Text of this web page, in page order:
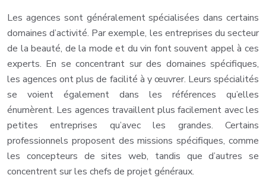
Les agences sont généralement spécialisées dans certains
domaines d’activité. Par exemple, les entreprises du secteur
de la beauté, de la mode et du vin font souvent appel à ces
experts. En se concentrant sur des domaines spécifiques,
les agences ont plus de facilité à y œuvrer. Leurs spécialités
se voient également dans les références qu’elles
énumèrent. Les agences travaillent plus facilement avec les
petites entreprises qu’avec les grandes. Certains
professionnels proposent des missions spécifiques, comme
les concepteurs de sites web, tandis que d’autres se
concentrent sur les chefs de projet généraux.